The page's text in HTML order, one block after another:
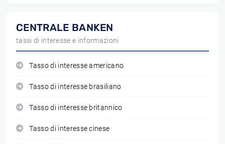
CENTRALE BANKEN
tassi di interesse e informazioni
Tasso di interesse americano
Tasso di interesse brasiliano
Tasso di interesse britannico
Tasso di interesse cinese